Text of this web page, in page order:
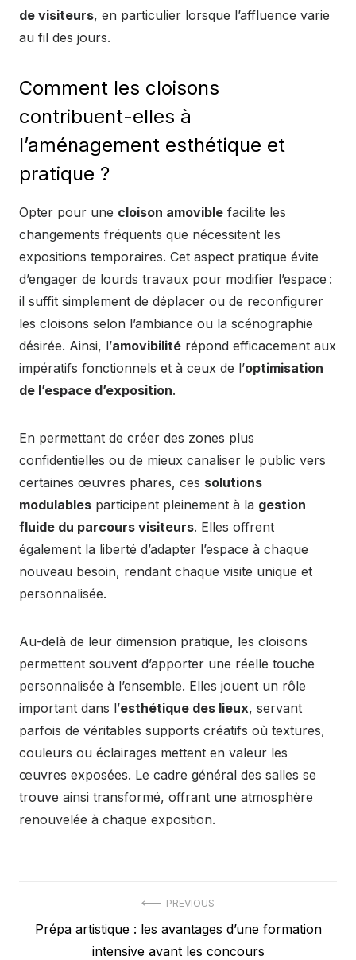
de visiteurs, en particulier lorsque l’affluence varie
au fil des jours.
Comment les cloisons
contribuent-elles à
l’aménagement esthétique et
pratique ?
Opter pour une cloison amovible facilite les
changements fréquents que nécessitent les
expositions temporaires. Cet aspect pratique évite
d’engager de lourds travaux pour modifier l’espace :
il suffit simplement de déplacer ou de reconfigurer
les cloisons selon l’ambiance ou la scénographie
désirée. Ainsi, l’amovibilité répond efficacement aux
impératifs fonctionnels et à ceux de l’optimisation
de l’espace d’exposition.
En permettant de créer des zones plus
confidentielles ou de mieux canaliser le public vers
certaines œuvres phares, ces solutions
modulables participent pleinement à la gestion
fluide du parcours visiteurs. Elles offrent
également la liberté d’adapter l’espace à chaque
nouveau besoin, rendant chaque visite unique et
personnalisée.
Au-delà de leur dimension pratique, les cloisons
permettent souvent d’apporter une réelle touche
personnalisée à l’ensemble. Elles jouent un rôle
important dans l’esthétique des lieux, servant
parfois de véritables supports créatifs où textures,
couleurs ou éclairages mettent en valeur les
œuvres exposées. Le cadre général des salles se
trouve ainsi transformé, offrant une atmosphère
renouvelée à chaque exposition.
de
PREVIOUS
Previous
Prépa artistique : les avantages d’une formation
intensive avant les concours